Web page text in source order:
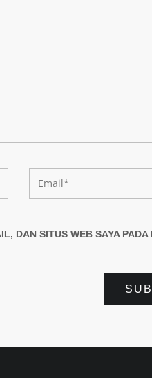
DAN SITUS WEB SAYA